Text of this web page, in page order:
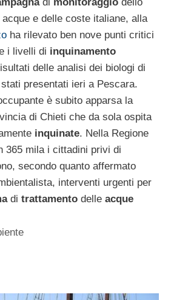
e delle coste italiane, alla
ha rilevato ben nove punti critici
i livelli di inquinamento
delle analisi dei biologi di
presentati ieri a Pescara.
è subito apparsa la
di Chieti che da sola ospita
inquinate. Nella Regione
365 mila i cittadini privi di
secondo quanto affermato
interventi urgenti per
di trattamento delle acque